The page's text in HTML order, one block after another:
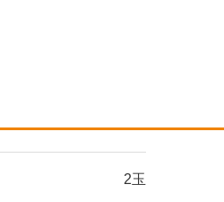
2玉